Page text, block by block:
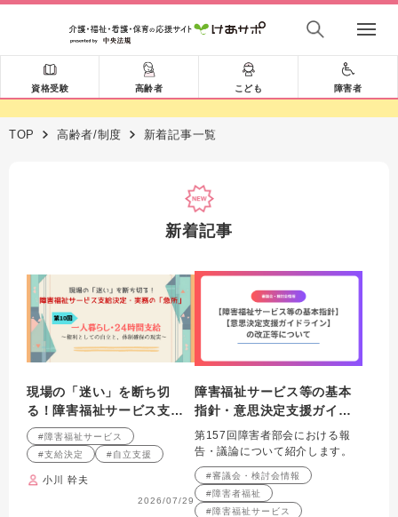
資格受験 高齢者 こども 障害者
TOP 高齢者/制度 新着記事一覧
新着記事
現場の「迷い」を断ち切
る！障害福祉サービス支給
決定・実務の「急所」 第10
回連載 一人暮らし・24時
間支給 ～権利としての自
立と、体制確保の現実～
#障害福祉サービス
#支給決定
#自立支援
小川 幹夫
2026/07/29
障害福祉サービス等の基本
指針・意思決定支援ガイド
ラインの改正等について
第157回障害者部会における報
告・議論について紹介します。
#審議会・検討会情報
#障害者福祉
#障害福祉サービス